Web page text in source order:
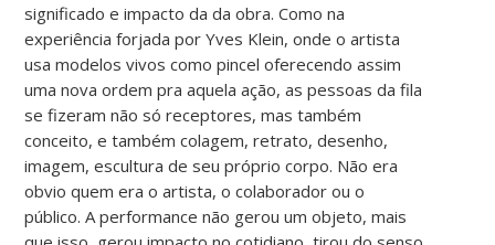
significado e impacto da da obra. Como na
experiência forjada por Yves Klein, onde o artista
usa modelos vivos como pincel oferecendo assim
uma nova ordem pra aquela ação, as pessoas da fila
se fizeram não só receptores, mas também
conceito, e também colagem, retrato, desenho,
imagem, escultura de seu próprio corpo. Não era
obvio quem era o artista, o colaborador ou o
público. A performance não gerou um objeto, mais